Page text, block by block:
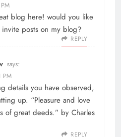
blog here! would you like
posts on my blog?
REPLY
says:
PM
details you have observed,
up. “Pleasure and love
of great deeds.” by Charles
REPLY